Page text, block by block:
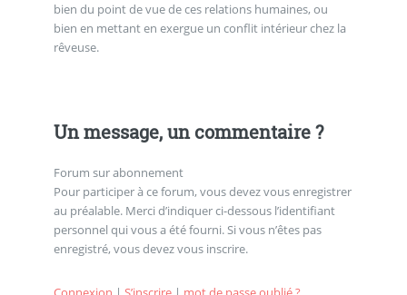
bien du point de vue de ces relations humaines, ou
bien en mettant en exergue un conflit intérieur chez la
rêveuse.
Un message, un commentaire ?
Forum sur abonnement
Pour participer à ce forum, vous devez vous enregistrer
au préalable. Merci d’indiquer ci-dessous l’identifiant
personnel qui vous a été fourni. Si vous n’êtes pas
enregistré, vous devez vous inscrire.